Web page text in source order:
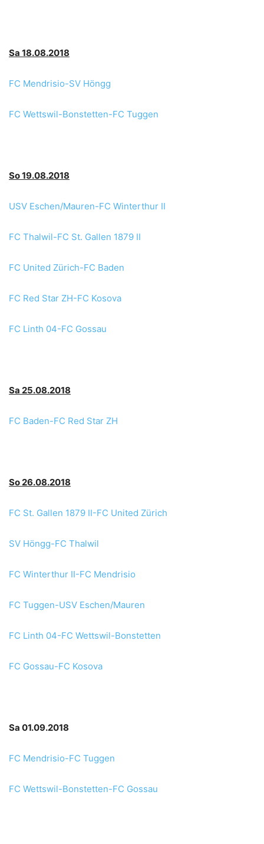
Sa 18.08.2018
FC Mendrisio-SV Höngg
FC Wettswil-Bonstetten-FC Tuggen
So 19.08.2018
USV Eschen/Mauren-FC Winterthur II
FC Thalwil-FC St. Gallen 1879 II
FC United Zürich-FC Baden
FC Red Star ZH-FC Kosova
FC Linth 04-FC Gossau
Sa 25.08.2018
FC Baden-FC Red Star ZH
So 26.08.2018
FC St. Gallen 1879 II-FC United Zürich
SV Höngg-FC Thalwil
FC Winterthur II-FC Mendrisio
FC Tuggen-USV Eschen/Mauren
FC Linth 04-FC Wettswil-Bonstetten
FC Gossau-FC Kosova
Sa 01.09.2018
FC Mendrisio-FC Tuggen
FC Wettswil-Bonstetten-FC Gossau